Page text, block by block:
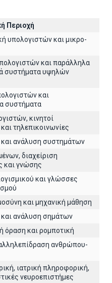
Περιοχή
υπολογιστών και μικρο-
και παράλληλα
συστήματα υψηλών
και
συστήματα
κινητοί
τηλεπικοινωνίες
και ανάλυση συστημάτων
διαχείριση
και γνώσης
και γλώσσες
και μηχανική μάθηση
και ανάλυση σημάτων
όραση και ρομποτική
ανθρώπου-
ιατρική πληροφορική,
νευροεπιστήμες